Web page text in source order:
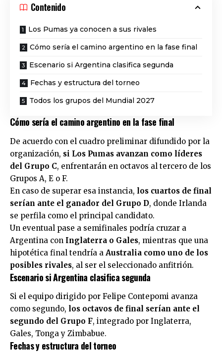
Contenido
Los Pumas ya conocen a sus rivales
Cómo sería el camino argentino en la fase final
Escenario si Argentina clasifica segunda
Fechas y estructura del torneo
Todos los grupos del Mundial 2027
Cómo sería el camino argentino en la fase final
De acuerdo con el cuadro preliminar difundido por la
organización, si Los Pumas avanzan como líderes
del Grupo C, enfrentarán en octavos al tercero de los
Grupos A, E o F.
En caso de superar esa instancia, los cuartos de final
serían ante el ganador del Grupo D, donde Irlanda
se perfila como el principal candidato.
Un eventual pase a semifinales podría cruzar a
Argentina con Inglaterra o Gales, mientras que una
hipotética final tendría a Australia como uno de los
posibles rivales, al ser el seleccionado anfitrión.
Escenario si Argentina clasifica segunda
Si el equipo dirigido por Felipe Contepomi avanza
como segundo, los octavos de final serían ante el
segundo del Grupo F, integrado por Inglaterra,
Gales, Tonga y Zimbabue.
Fechas y estructura del torneo